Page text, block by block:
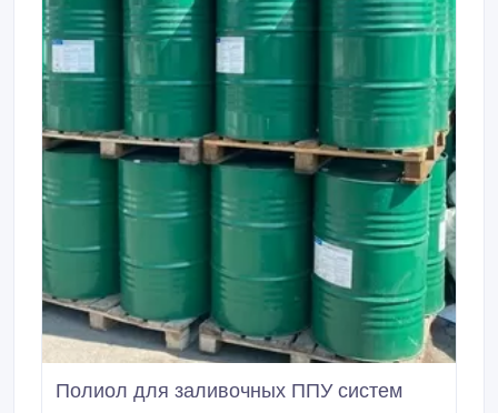
Полиол для заливочных ППУ систем